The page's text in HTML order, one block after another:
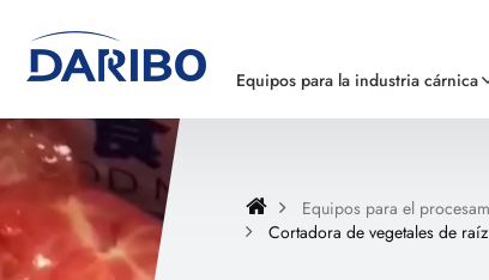
Equipos para la industria cárnica
Equipos para el
Cortadora de vegetales de raíz